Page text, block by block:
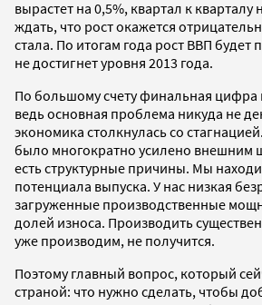
вырастет на 0,5%, квартал к кварталу
ждать, что рост окажется
стала. По итогам года рост ВВП
не достигнет уровня 2013 года.
По большому счету финальная цифра
ведь основная проблема никуда не
экономика столкнулась со
было многократно усилено внешним
есть структурные причины. Мы
потенциала выпуска. У нас низкая
загруженные производственные
долей износа. Производить
уже производим, не получится.
Поэтому главный вопрос, который
страной: что нужно сделать, чтобы